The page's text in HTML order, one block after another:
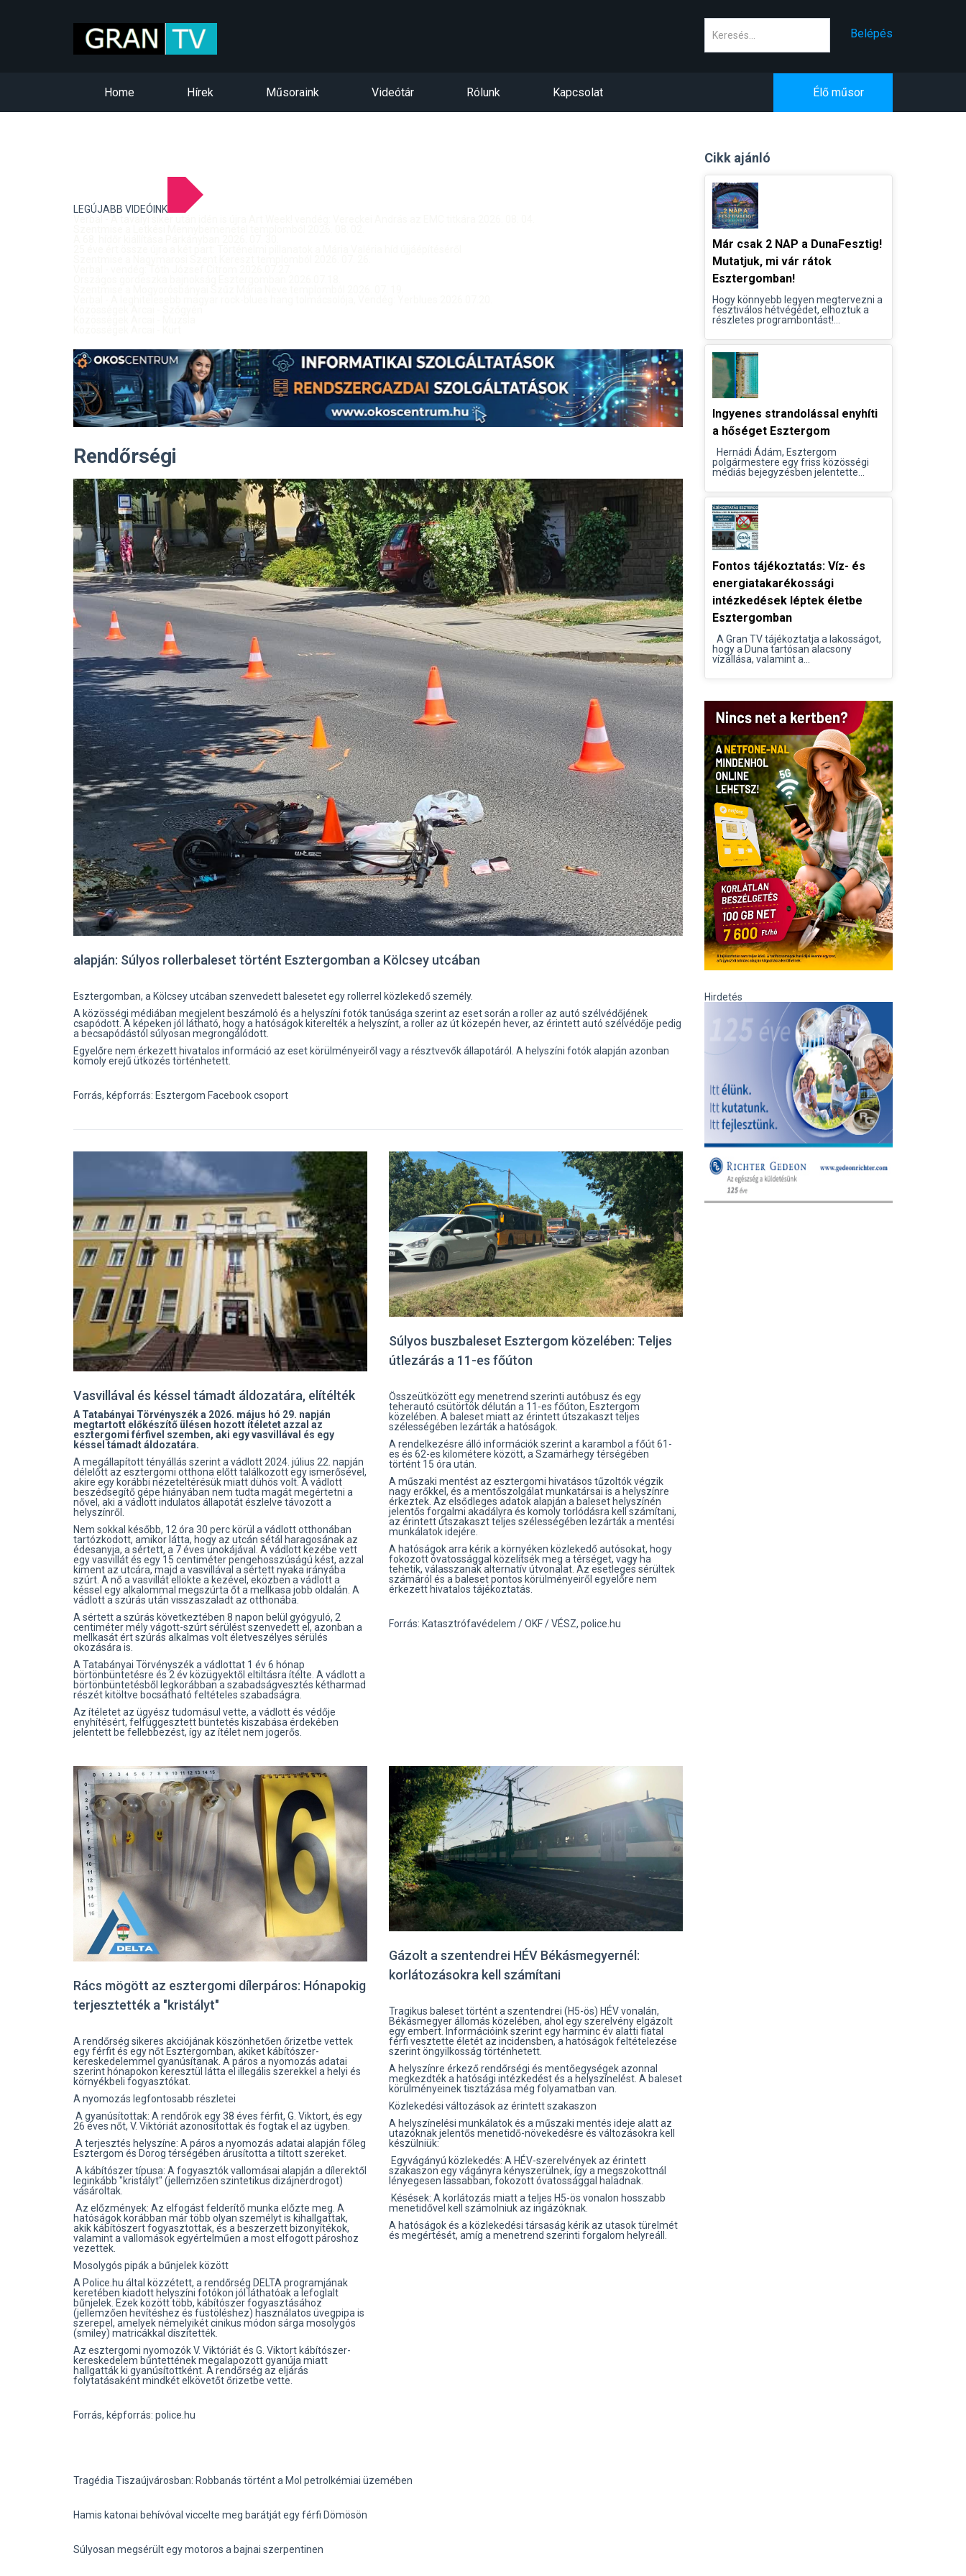
Belépés
Home Hírek Műsoraink Videótár Rólunk Kapcsolat Élő műsor
LEGÚJABB VIDEÓINK
Rendőrségi
alapján: Súlyos rollerbaleset történt Esztergomban a Kölcsey utcában
Esztergomban, a Kölcsey utcában szenvedett balesetet egy rollerrel közlekedő személy.
A közösségi médiában megjelent beszámoló és a helyszíni fotók tanúsága szerint az eset során a roller az autó szélvédőjének
csapódott. A képeken jól látható, hogy a hatóságok kiterelték a helyszínt, a roller az út közepén hever, az érintett autó szélvédője pedig
a becsapódástól súlyosan megrongálódott.
Egyelőre nem érkezett hivatalos információ az eset körülményeiről vagy a résztvevők állapotáról. A helyszíni fotók alapján azonban
komoly erejű ütközés történhetett.
Forrás, képforrás: Esztergom Facebook csoport
Vasvillával és késsel támadt áldozatára, elítélték
A Tatabányai Törvényszék a 2026. május hó 29. napján
megtartott előkészítő ülésen hozott ítéletet azzal az
esztergomi férfivel szemben, aki egy vasvillával és egy
késsel támadt áldozatára.
A megállapított tényállás szerint a vádlott 2024. július 22. napján
délelőtt az esztergomi otthona előtt találkozott egy ismerősével,
akire egy korábbi nézeteltérésük miatt dühös volt. A vádlott
beszédsegítő gépe hiányában nem tudta magát megértetni a
nővel, aki a vádlott indulatos állapotát észlelve távozott a
helyszínről.
Nem sokkal később, 12 óra 30 perc körül a vádlott otthonában
tartózkodott, amikor látta, hogy az utcán sétál haragosának az
édesanyja, a sértett, a 7 éves unokájával. A vádlott kezébe vett
egy vasvillát és egy 15 centiméter pengehosszúságú kést, azzal
kiment az utcára, majd a vasvillával a sértett nyaka irányába
szúrt. A nő a vasvillát ellökte a kezével, eközben a vádlott a
késsel egy alkalommal megszúrta őt a mellkasa jobb oldalán. A
vádlott a szúrás után visszaszaladt az otthonába.
A sértett a szúrás következtében 8 napon belül gyógyuló, 2
centiméter mély vágott-szúrt sérülést szenvedett el, azonban a
mellkasát ért szúrás alkalmas volt életveszélyes sérülés
okozására is.
A Tatabányai Törvényszék a vádlottat 1 év 6 hónap
börtönbüntetésre és 2 év közügyektől eltiltásra ítélte. A vádlott a
börtönbüntetésből legkorábban a szabadságvesztés kétharmad
részét kitöltve bocsátható feltételes szabadságra.
Az ítéletet az ügyész tudomásul vette, a vádlott és védője
enyhítésért, felfüggesztett büntetés kiszabása érdekében
jelentett be fellebbezést, így az ítélet nem jogerős.
Súlyos buszbaleset Esztergom közelében: Teljes
útlezárás a 11-es főúton
Összeütközött egy menetrend szerinti autóbusz és egy
teherautó csütörtök délután a 11-es főúton, Esztergom
közelében. A baleset miatt az érintett útszakaszt teljes
szélességében lezárták a hatóságok.
A rendelkezésre álló információk szerint a karambol a főút 61-
es és 62-es kilométere között, a Szamárhegy térségében
történt 15 óra után.
A műszaki mentést az esztergomi hivatásos tűzoltók végzik
nagy erőkkel, és a mentőszolgálat munkatársai is a helyszínre
érkeztek. Az elsődleges adatok alapján a baleset helyszínén
jelentős forgalmi akadályra és komoly torlódásra kell számítani,
az érintett útszakaszt teljes szélességében lezárták a mentési
munkálatok idejére.
A hatóságok arra kérik a környéken közlekedő autósokat, hogy
fokozott óvatossággal közelítsék meg a térséget, vagy ha
tehetik, válasszanak alternatív útvonalat. Az esetleges sérültek
számáról és a baleset pontos körülményeiről egyelőre nem
érkezett hivatalos tájékoztatás.
Forrás: Katasztrófavédelem / OKF / VÉSZ, police.hu
Rács mögött az esztergomi dílerpáros: Hónapokig
terjesztették a "kristályt"
A rendőrség sikeres akciójának köszönhetően őrizetbe vettek
egy férfit és egy nőt Esztergomban, akiket kábítószer-
kereskedelemmel gyanúsítanak. A páros a nyomozás adatai
szerint hónapokon keresztül látta el illegális szerekkel a helyi és
környékbeli fogyasztókat.
A nyomozás legfontosabb részletei
A gyanúsítottak: A rendőrök egy 38 éves férfit, G. Viktort, és egy
26 éves nőt, V. Viktóriát azonosítottak és fogtak el az ügyben.
A terjesztés helyszíne: A páros a nyomozás adatai alapján főleg
Esztergom és Dorog térségében árusította a tiltott szereket.
A kábítószer típusa: A fogyasztók vallomásai alapján a dílerektől
leginkább "kristályt" (jellemzően szintetikus dizájnerdrogot)
vásároltak.
Az előzmények: Az elfogást felderítő munka előzte meg. A
hatóságok korábban már több olyan személyt is kihallgattak,
akik kábítószert fogyasztottak, és a beszerzett bizonyítékok,
valamint a vallomások egyértelműen a most elfogott pároshoz
vezettek.
Mosolygós pipák a bűnjelek között
A Police.hu által közzétett, a rendőrség DELTA programjának
keretében kiadott helyszíni fotókon jól láthatóak a lefoglalt
bűnjelek. Ezek között több, kábítószer fogyasztásához
(jellemzően hevítéshez és füstöléshez) használatos üvegpipa is
szerepel, amelyek némelyikét cinikus módon sárga mosolygós
(smiley) matricákkal díszítették.
Az esztergomi nyomozók V. Viktóriát és G. Viktort kábítószer-
kereskedelem bűntettének megalapozott gyanúja miatt
hallgatták ki gyanúsítottként. A rendőrség az eljárás
folytatásaként mindkét elkövetőt őrizetbe vette.
Forrás, képforrás: police.hu
Gázolt a szentendrei HÉV Békásmegyernél:
korlátozásokra kell számítani
Tragikus baleset történt a szentendrei (H5-ös) HÉV vonalán,
Békásmegyer állomás közelében, ahol egy szerelvény elgázolt
egy embert. Információink szerint egy harminc év alatti fiatal
férfi vesztette életét az incidensben, a hatóságok feltételezése
szerint öngyilkosság történhetett.
A helyszínre érkező rendőrségi és mentőegységek azonnal
megkezdték a hatósági intézkedést és a helyszínelést. A baleset
körülményeinek tisztázása még folyamatban van.
Közlekedési változások az érintett szakaszon
A helyszínelési munkálatok és a műszaki mentés ideje alatt az
utazóknak jelentős menetidő-növekedésre és változásokra kell
készülniük:
Egyvágányú közlekedés: A HÉV-szerelvények az érintett
szakaszon egy vágányra kényszerülnek, így a megszokottnál
lényegesen lassabban, fokozott óvatossággal haladnak.
Késések: A korlátozás miatt a teljes H5-ös vonalon hosszabb
menetidővel kell számolniuk az ingázóknak.
A hatóságok és a közlekedési társaság kérik az utasok türelmét
és megértését, amíg a menetrend szerinti forgalom helyreáll.
Tragédia Tiszaújvárosban: Robbanás történt a Mol petrolkémiai üzemében
Hamis katonai behívóval viccelte meg barátját egy férfi Dömösön
Súlyosan megsérült egy motoros a bajnai szerpentinen
Cikk ajánló
Már csak 2 NAP a DunaFesztig!
Mutatjuk, mi vár rátok
Esztergomban!
Hogy könnyebb legyen megtervezni a
fesztiválos hétvégédet, elhoztuk a
részletes programbontást!...
Ingyenes strandolással enyhíti
a hőséget Esztergom
Hernádi Ádám, Esztergom
polgármestere egy friss közösségi
médiás bejegyzésben jelentette...
Fontos tájékoztatás: Víz- és
energiatakarékossági
intézkedések léptek életbe
Esztergomban
A Gran TV tájékoztatja a lakosságot,
hogy a Duna tartósan alacsony
vízállása, valamint a...
Hirdetés